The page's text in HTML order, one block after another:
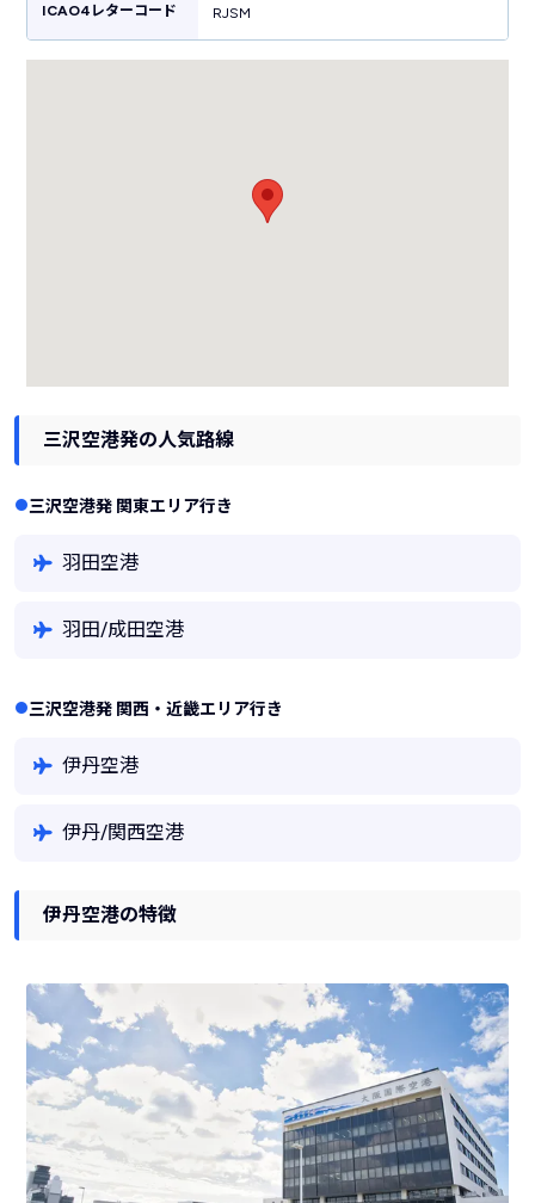
ICAO4レターコード RJSM
三沢空港発の人気路線
三沢空港発 関東エリア行き
羽田空港
羽田/成田空港
三沢空港発 関西・近畿エリア行き
伊丹空港
伊丹/関西空港
伊丹空港の特徴